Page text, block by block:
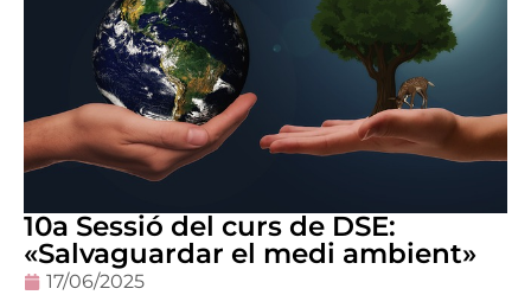
10a Sessió del curs de DSE:
«Salvaguardar el medi ambient»
17/06/2025